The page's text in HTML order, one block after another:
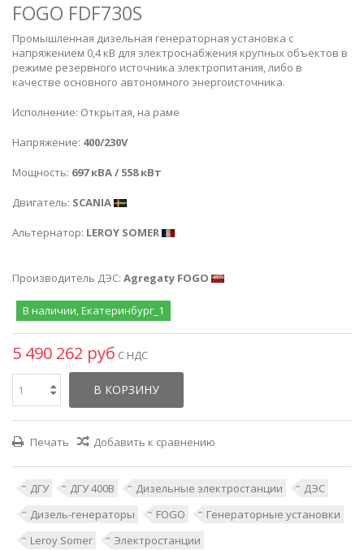
FOGO FDF730S
Промышленная дизельная генераторная установка с
напряжением 0,4 кВ для электроснабжения крупных объектов в
режиме резервного источника электропитания, либо в
качестве основного автономного энергоисточника.
Исполнение: Открытая, на раме
Напряжение: 400/230V
Мощность: 697 кВА / 558 кВт
Двигатель: SCANIA
Альтернатор: LEROY SOMER
Производитель ДЭС: Agregaty FOGO
В наличии, Екатеринбург_1
5 490 262 руб С НДС
В КОРЗИНУ
Печать Добавить к сравнению
ДГУ ДГУ 400В Дизельные электростанции
ДЭС
Дизель-генераторы
FOGO
Генераторные установки
Leroy Somer
Электростанции